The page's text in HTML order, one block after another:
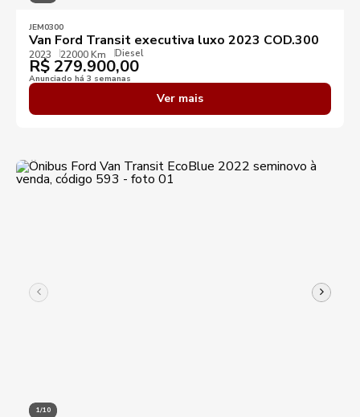
JEM0300
Van Ford Transit executiva luxo 2023 COD.300
2023 22000 Km Diesel
R$ 279.900,00
Anunciado há 3 semanas
Ver mais
1/10